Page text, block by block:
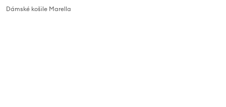
Dámské košile Marella